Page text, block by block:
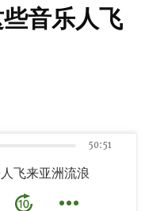
音乐人飞
飞来亚洲流浪
50:51